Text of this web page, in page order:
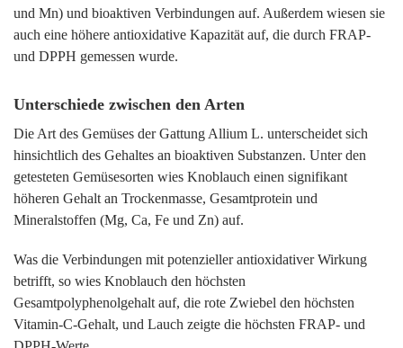
und Mn) und bioaktiven Verbindungen auf. Außerdem wiesen sie
auch eine höhere antioxidative Kapazität auf, die durch FRAP-
und DPPH gemessen wurde.
Unterschiede zwischen den Arten
Die Art des Gemüses der Gattung Allium L. unterscheidet sich
hinsichtlich des Gehaltes an bioaktiven Substanzen. Unter den
getesteten Gemüsesorten wies Knoblauch einen signifikant
höheren Gehalt an Trockenmasse, Gesamtprotein und
Mineralstoffen (Mg, Ca, Fe und Zn) auf.
Was die Verbindungen mit potenzieller antioxidativer Wirkung
betrifft, so wies Knoblauch den höchsten
Gesamtpolyphenolgehalt auf, die rote Zwiebel den höchsten
Vitamin-C-Gehalt, und Lauch zeigte die höchsten FRAP- und